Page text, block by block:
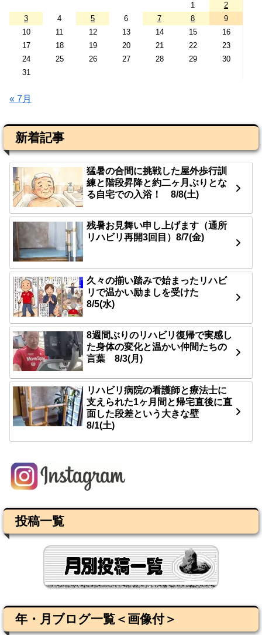
1
2
3
4 5 6 7 8
9
10
11 12 13 14 15
16
17
18 19 20 21 22
23
24
25 26 27 28 29
30
31
« 7月
新着記事
猛暑の合間に挑戦した屋外歩行訓
練と階段昇降と約二ヶ月ぶりとな
る自宅での入浴！ 8/8(土)
残暑お見舞い申し上げます（通所
リハビリ再開3回目）8/7(金)
久々の揃い踏みで始まったリハビ
リで温かい励ましを受けた
8/5(水)
8週間ぶりのリハビリ復帰で実感し
た身体の変化と温かい仲間たちの
言葉 8/3(月)
リハビリ病院の看護師と療法士に
支えられた1ヶ月間と帰宅直後に直
面した段差という大きな壁
8/1(土)
投稿一覧
年・月ブログ一覧＜画像付＞